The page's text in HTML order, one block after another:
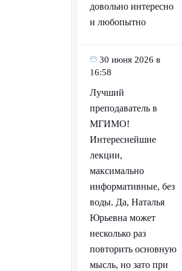
довольно интересно
и любопытно
30 июня 2026 в
16:58
Лучший
преподаватель в
МГИМО!
Интереснейшие
лекции,
максимально
информативные, без
воды. Да, Наталья
Юрьевна может
несколько раз
повторить основную
мысль, но зато при